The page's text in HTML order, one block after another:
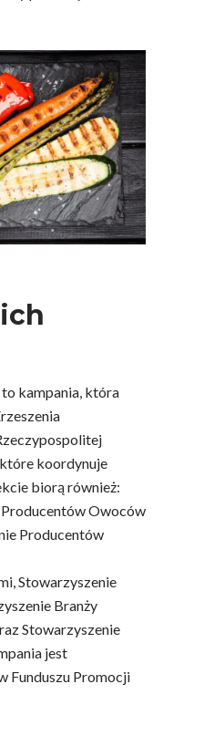
to kampania, która
koordynuje
biorą również:
Owoców
Producentów
Stowarzyszenie
Branży
Stowarzyszenie
jest
Funduszu Promocji